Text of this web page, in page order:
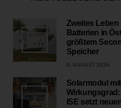
Zweites Leben
Batterien in
größtem
Speicher
8. AUGUST 2026
2
Solarmodul mit
ISE setzt